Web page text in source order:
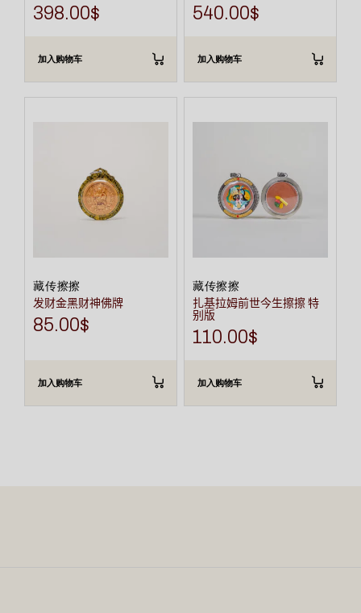
398.00$
加入购物车
540.00$
加入购物车
藏传擦擦
发财金黑财神佛牌
85.00$
加入购物车
藏传擦擦
扎基拉姆前世今生擦擦 特
别版
110.00$
加入购物车